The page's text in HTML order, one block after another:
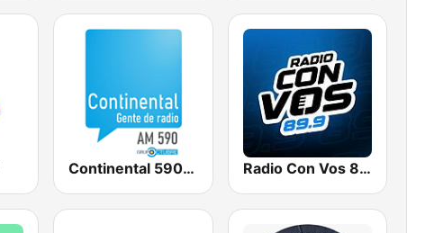
Continental 590 AM Radio Con Vos 89.9